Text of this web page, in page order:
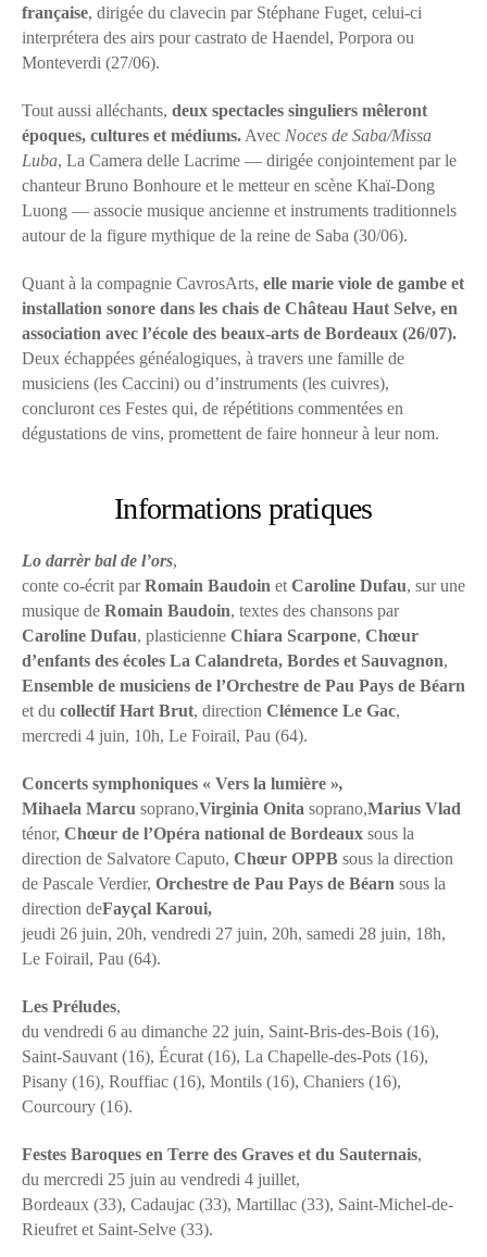
française, dirigée du clavecin par Stéphane Fuget, celui-ci
interprétera des airs pour castrato de Haendel, Porpora ou
Monteverdi (27/06).
Tout aussi alléchants, deux spectacles singuliers mêleront
époques, cultures et médiums. Avec Noces de Saba/Missa
Luba, La Camera delle Lacrime — dirigée conjointement par le
chanteur Bruno Bonhoure et le metteur en scène Khaï-Dong
Luong — associe musique ancienne et instruments traditionnels
autour de la figure mythique de la reine de Saba (30/06).
Quant à la compagnie CavrosArts, elle marie viole de gambe et
installation sonore dans les chais de Château Haut Selve, en
association avec l’école des beaux-arts de Bordeaux (26/07).
Deux échappées généalogiques, à travers une famille de
musiciens (les Caccini) ou d’instruments (les cuivres),
concluront ces Festes qui, de répétitions commentées en
dégustations de vins, promettent de faire honneur à leur nom.
Informations pratiques
Lo darrèr bal de l’ors,
conte co-écrit parRomain Baudoin et Caroline Dufau, sur une
musique de Romain Baudoin, textes des chansons par
Caroline Dufau, plasticienne Chiara Scarpone, Chœur
d’enfants des écoles La Calandreta, Bordes et Sauvagnon,
Ensemble de musiciens de l’Orchestre de Pau Pays de Béarn
et du collectif Hart Brut, direction Clémence Le Gac,
mercredi 4 juin, 10h, Le Foirail, Pau (64).
Concerts symphoniques « Vers la lumière »,
Mihaela Marcu soprano,Virginia Onita soprano,Marius Vlad
ténor, Chœur de l’Opéra national de Bordeaux sous la
direction de Salvatore Caputo, Chœur OPPB sous la direction
de Pascale Verdier, Orchestre de Pau Pays de Béarn sous la
direction deFayçal Karoui,
jeudi 26 juin, 20h, vendredi 27 juin, 20h, samedi 28 juin, 18h,
Le Foirail, Pau (64).
Les Préludes,
du vendredi 6 au dimanche 22 juin, Saint-Bris-des-Bois (16),
Saint-Sauvant (16), Écurat (16), La Chapelle-des-Pots (16),
Pisany (16), Rouffiac (16), Montils (16), Chaniers (16),
Courcoury (16).
Festes Baroques en Terre des Graves et du Sauternais,
du mercredi 25 juin au vendredi 4 juillet,
Bordeaux (33), Cadaujac (33), Martillac (33), Saint-Michel-de-
Rieufret et Saint-Selve (33).